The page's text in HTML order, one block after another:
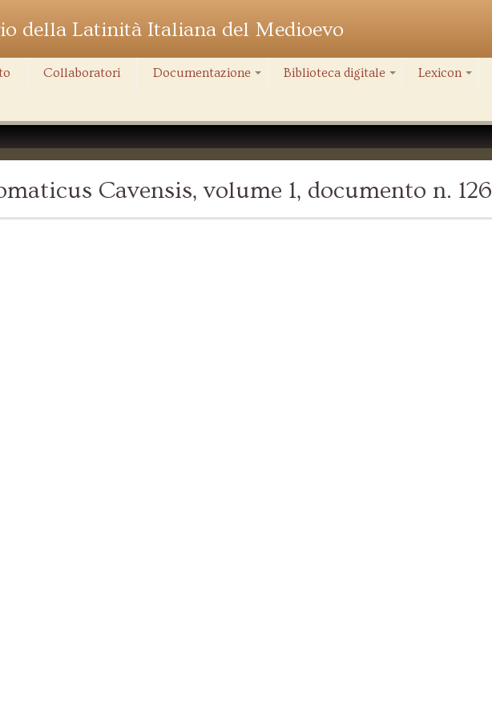
della Latinità Italiana del Medioevo
Collaboratori Documentazione Biblioteca digitale Lexicon
Cavensis, volume 1, documento n. 126